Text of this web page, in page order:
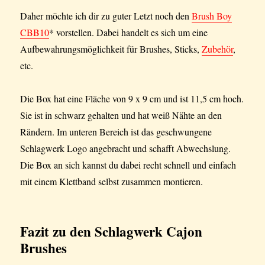
Daher möchte ich dir zu guter Letzt noch denBrush Boy
CBB10* vorstellen. Dabei handelt es sich um eine
Aufbewahrungsmöglichkeit für Brushes, Sticks,Zubehör,
etc.
Die Box hat eine Fläche von 9 x 9 cm und ist 11,5 cm hoch.
Sie ist in schwarz gehalten und hat weiß Nähte an den
Rändern. Im unteren Bereich ist das geschwungene
Schlagwerk Logo angebracht und schafft Abwechslung.
Die Box an sich kannst du dabei recht schnell und einfach
mit einem Klettband selbst zusammen montieren.
Fazitzu den Schlagwerk Cajon
Brushes